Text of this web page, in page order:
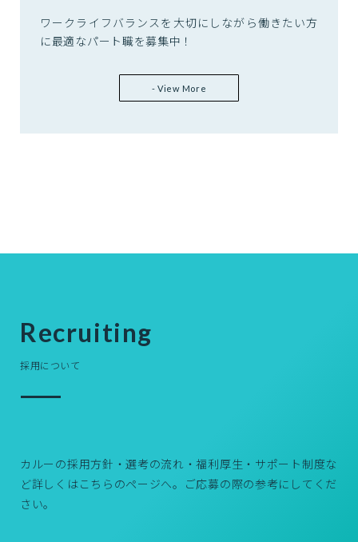
ワークライフバランスを大切にしながら働きたい方
に最適なパート職を募集中！
- View More
Recruiting
採用について
カルーの採用方針・選考の流れ・福利厚生・サポート制度な
ど詳しくはこちらのページへ。ご応募の際の参考にしてくだ
さい。